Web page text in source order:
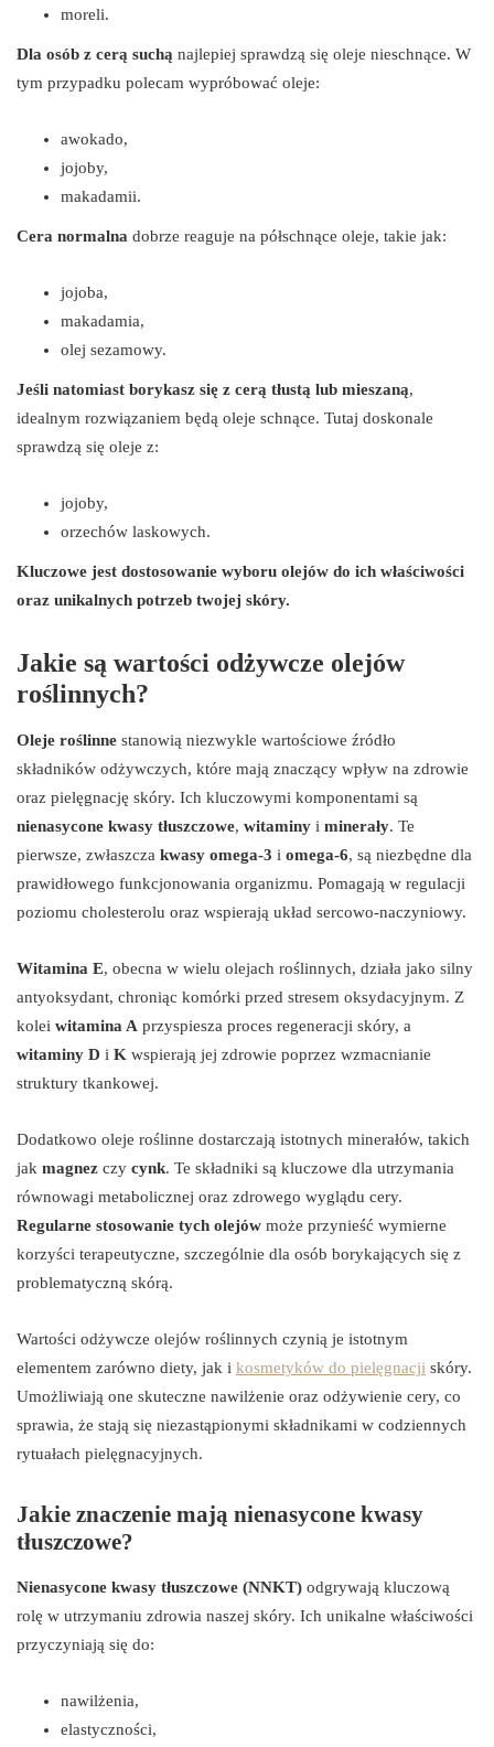
moreli.
Dla osób z cerą suchą najlepiej sprawdzą się oleje nieschnące. W
tym przypadku polecam wypróbować oleje:
awokado,
jojoby,
makadamii.
Cera normalna dobrze reaguje na półschnące oleje, takie jak:
jojoba,
makadamia,
olej sezamowy.
Jeśli natomiast borykasz się z cerą tłustą lub mieszaną,
idealnym rozwiązaniem będą oleje schnące. Tutaj doskonale
sprawdzą się oleje z:
jojoby,
orzechów laskowych.
Kluczowe jest dostosowanie wyboru olejów do ich właściwości
oraz unikalnych potrzeb twojej skóry.
Jakie są wartości odżywcze olejów
roślinnych?
Oleje roślinne stanowią niezwykle wartościowe źródło
składników odżywczych, które mają znaczący wpływ na zdrowie
oraz pielęgnację skóry. Ich kluczowymi komponentami są
nienasycone kwasy tłuszczowe, witaminy i minerały. Te
pierwsze, zwłaszcza kwasy omega-3 i omega-6, są niezbędne dla
prawidłowego funkcjonowania organizmu. Pomagają w regulacji
poziomu cholesterolu oraz wspierają układ sercowo-naczyniowy.
Witamina E, obecna w wielu olejach roślinnych, działa jako silny
antyoksydant, chroniąc komórki przed stresem oksydacyjnym. Z
kolei witamina A przyspiesza proces regeneracji skóry, a
witaminy D i K wspierają jej zdrowie poprzez wzmacnianie
struktury tkankowej.
Dodatkowo oleje roślinne dostarczają istotnych minerałów, takich
jak magnez czy cynk. Te składniki są kluczowe dla utrzymania
równowagi metabolicznej oraz zdrowego wyglądu cery.
Regularne stosowanie tych olejów może przynieść wymierne
korzyści terapeutyczne, szczególnie dla osób borykających się z
problematyczną skórą.
Wartości odżywcze olejów roślinnych czynią je istotnym
elementem zarówno diety, jak i kosmetyków do pielęgnacji skóry.
Umożliwiają one skuteczne nawilżenie oraz odżywienie cery, co
sprawia, że stają się niezastąpionymi składnikami w codziennych
rytuałach pielęgnacyjnych.
Jakie znaczenie mają nienasycone kwasy
tłuszczowe?
Nienasycone kwasy tłuszczowe (NNKT) odgrywają kluczową
rolę w utrzymaniu zdrowia naszej skóry. Ich unikalne właściwości
przyczyniają się do:
nawilżenia,
elastyczności,